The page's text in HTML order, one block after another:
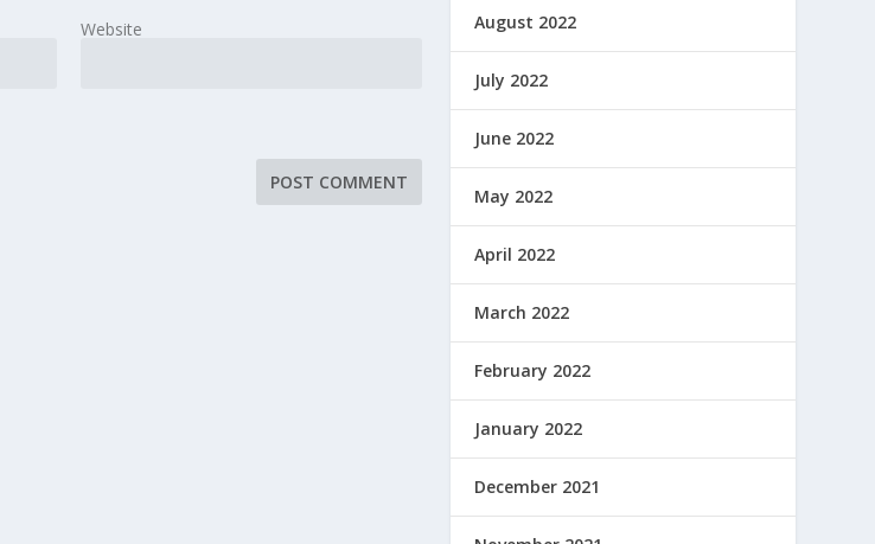
Website August 2022
July 2022
June 2022
May 2022
April 2022
March 2022
February 2022
January 2022
December 2021